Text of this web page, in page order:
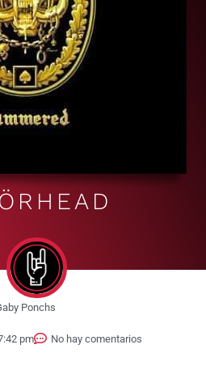
Ponchs
pm No hay comentarios